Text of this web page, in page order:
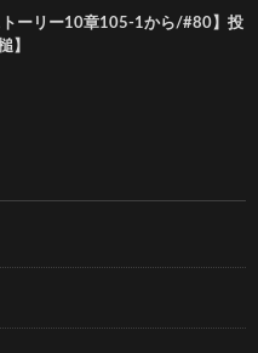
トーリー10章105-1から/#80】投
】